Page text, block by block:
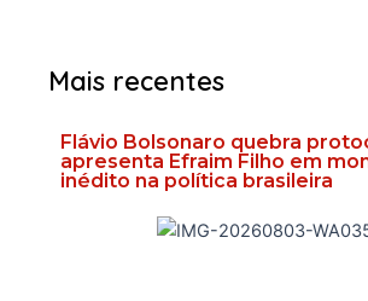
Mais recentes
Flávio Bolsonaro quebra
apresenta Efraim Filho em
inédito na política brasileira